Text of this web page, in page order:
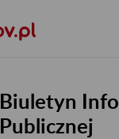
Biuletyn
Publicznej